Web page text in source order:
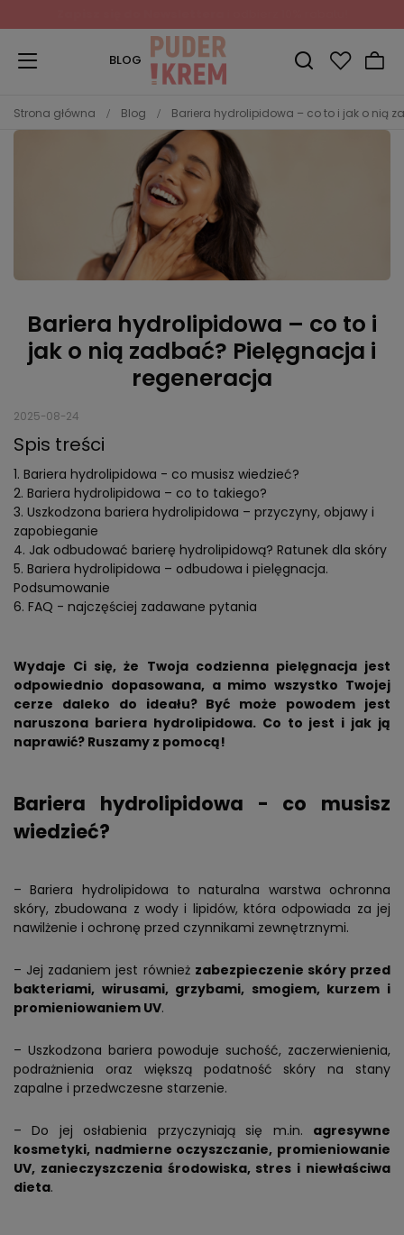
BLOG
Strona główna Blog Bariera hydrolipidowa – co to i jak o nią
Bariera hydrolipidowa – co to i
jak o nią zadbać? Pielęgnacja i
regeneracja
2025-08-24
Spis treści
Bariera hydrolipidowa - co musisz wiedzieć?
Bariera hydrolipidowa – co to takiego?
Uszkodzona bariera hydrolipidowa – przyczyny, objawy i
zapobieganie
Jak odbudować barierę hydrolipidową? Ratunek dla skóry
Bariera hydrolipidowa – odbudowa i pielęgnacja.
Podsumowanie
FAQ - najczęściej zadawane pytania
Wydaje Ci się, że Twoja codzienna pielęgnacja jest
odpowiednio dopasowana, a mimo wszystko Twojej
cerze daleko do ideału? Być może powodem jest
naruszona bariera hydrolipidowa. Co to jest i jak ją
naprawić? Ruszamy z pomocą!
Bariera hydrolipidowa - co musisz
wiedzieć?
– Bariera hydrolipidowa to naturalna warstwa ochronna
skóry, zbudowana z wody i lipidów, która odpowiada za jej
nawilżenie i ochronę przed czynnikami zewnętrznymi.
– Jej zadaniem jest również zabezpieczenie skóry przed
bakteriami, wirusami, grzybami, smogiem, kurzem i
promieniowaniem UV.
– Uszkodzona bariera powoduje suchość, zaczerwienienia,
podrażnienia oraz większą podatność skóry na stany
zapalne i przedwczesne starzenie.
– Do jej osłabienia przyczyniają się m.in. agresywne
kosmetyki, nadmierne oczyszczanie, promieniowanie
UV, zanieczyszczenia środowiska, stres i niewłaściwa
dieta.